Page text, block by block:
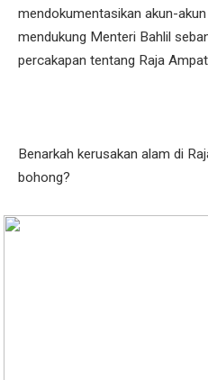
mendokumentasikan akun-
mendukung Menteri Bahlil
percakapan tentang Raja
Benarkah kerusakan alam di
bohong?